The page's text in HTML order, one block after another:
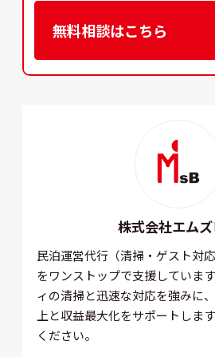
無料相談はこちら
株式会社エム
民泊運営代行（清掃・ゲスト対
をワンストップで支援していま
ィの清掃と迅速な対応を強みに
上と収益最大化をサポートしま
ください。